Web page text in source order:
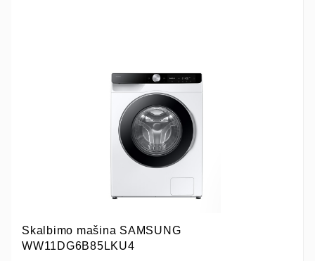
Skalbimo mašina SAMSUNG
WW11DG6B85LKU4